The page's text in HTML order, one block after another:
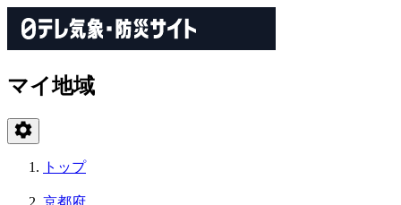
マイ地域
トップ
京都府